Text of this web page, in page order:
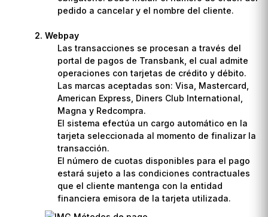
pedido a cancelar y el nombre del cliente.
Webpay
Las transacciones se procesan a través del
portal de pagos de Transbank, el cual admite
operaciones con tarjetas de crédito y débito.
Las marcas aceptadas son: Visa, Mastercard,
American Express, Diners Club International,
Magna y Redcompra.
El sistema efectúa un cargo automático en la
tarjeta seleccionada al momento de finalizar la
transacción.
El número de cuotas disponibles para el pago
estará sujeto a las condiciones contractuales
que el cliente mantenga con la entidad
financiera emisora de la tarjeta utilizada.